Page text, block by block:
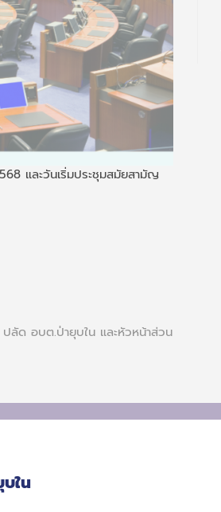
และวันเริ่มประชุมสมัยสามัญ
ด อบต.ป่ายุบใน และหัวหน้าส่วน
ใน